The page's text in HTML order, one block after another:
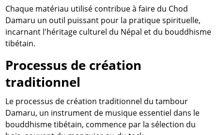
Chaque matériau utilisé contribue à faire du Chod
Damaru un outil puissant pour la pratique spirituelle,
incarnant l'héritage culturel du Népal et du bouddhisme
tibétain.
Processus de création
traditionnel
Le processus de création traditionnel du tambour
Damaru, un instrument de musique essentiel dans le
bouddhisme tibétain, commence par la sélection du